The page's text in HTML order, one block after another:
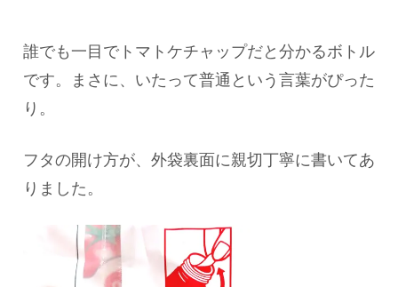
誰でも一目でトマトケチャップだと分かるボトル
です。まさに、いたって普通という言葉がぴった
り。
フタの開け方が、外袋裏面に親切丁寧に書いてあ
りました。